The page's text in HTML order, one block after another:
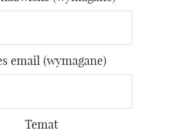
email (wymagane)
Temat